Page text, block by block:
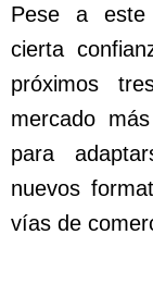
Pese a este
cierta
próximos
mercado
para
nuevos
vías de